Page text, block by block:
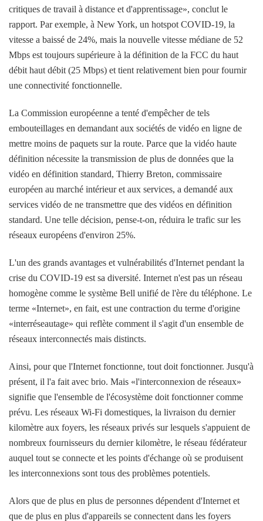
critiques de travail à distance et d'apprentissage», conclut le
rapport. Par exemple, à New York, un hotspot COVID-19, la
vitesse a baissé de 24%, mais la nouvelle vitesse médiane de 52
Mbps est toujours supérieure à la définition de la FCC du haut
débit haut débit (25 Mbps) et tient relativement bien pour fournir
une connectivité fonctionnelle.
La Commission européenne a tenté d'empêcher de tels
embouteillages en demandant aux sociétés de vidéo en ligne de
mettre moins de paquets sur la route. Parce que la vidéo haute
définition nécessite la transmission de plus de données que la
vidéo en définition standard, Thierry Breton, commissaire
européen au marché intérieur et aux services, a demandé aux
services vidéo de ne transmettre que des vidéos en définition
standard. Une telle décision, pense-t-on, réduira le trafic sur les
réseaux européens d'environ 25%.
L'un des grands avantages et vulnérabilités d'Internet pendant la
crise du COVID-19 est sa diversité. Internet n'est pas un réseau
homogène comme le système Bell unifié de l'ère du téléphone. Le
terme «Internet», en fait, est une contraction du terme d'origine
«interréseautage» qui reflète comment il s'agit d'un ensemble de
réseaux interconnectés mais distincts.
Ainsi, pour que l'Internet fonctionne, tout doit fonctionner. Jusqu'à
présent, il l'a fait avec brio. Mais «l'interconnexion de réseaux»
signifie que l'ensemble de l'écosystème doit fonctionner comme
prévu. Les réseaux Wi-Fi domestiques, la livraison du dernier
kilomètre aux foyers, les réseaux privés sur lesquels s'appuient de
nombreux fournisseurs du dernier kilomètre, le réseau fédérateur
auquel tout se connecte et les points d'échange où se produisent
les interconnexions sont tous des problèmes potentiels.
Alors que de plus en plus de personnes dépendent d'Internet et
que de plus en plus d'appareils se connectent dans les foyers